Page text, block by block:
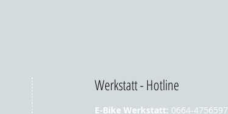
Werkstatt - Hotline
E-Bike Werkstatt: 0664-4756597